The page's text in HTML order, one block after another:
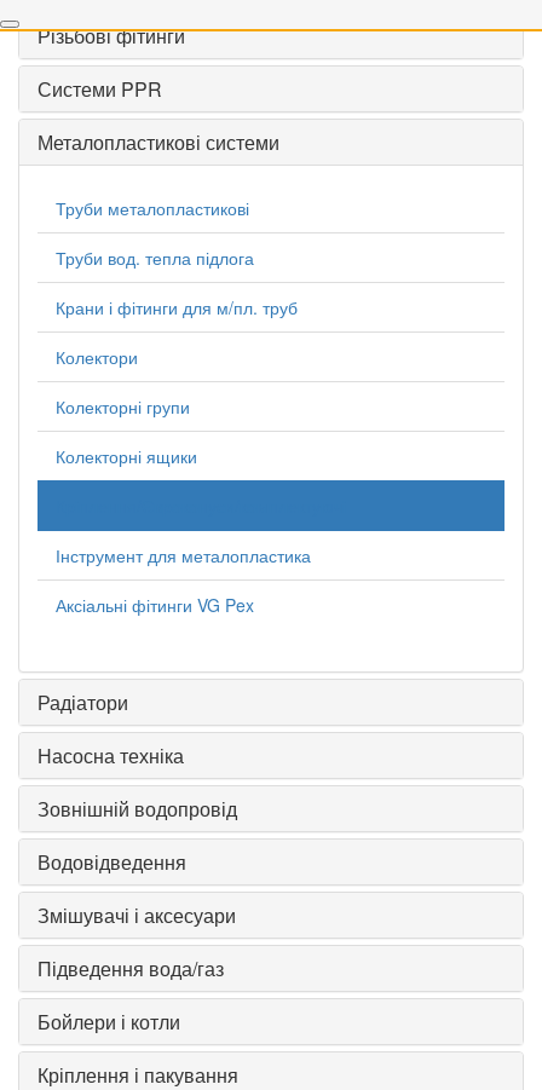
Різьбові фітинги
Системи PPR
Металопластикові системи
Труби металопластикові
Труби вод. тепла підлога
Крани і фітинги для м/пл. труб
Колектори
Колекторні групи
Колекторні ящики
Інструмент для металопластика
Аксіальні фітинги VG Pex
Радіатори
Насосна техніка
Зовнішній водопровід
Водовідведення
Змішувачі і аксесуари
Підведення вода/газ
Бойлери і котли
Кріплення і пакування